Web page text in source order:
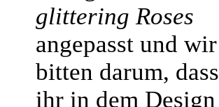
glittering Roses
angepasst und wir
bitten darum, dass
ihr in dem Design